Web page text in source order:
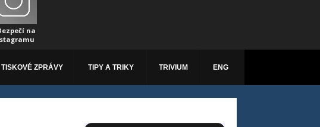
na
TISKOVÉ ZPRÁVY TIPY A TRIKY TRIVIUM ENG